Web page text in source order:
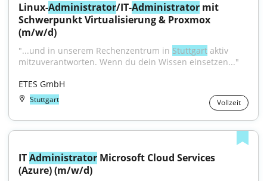
Linux-Administrator/IT-Administrator mit
Schwerpunkt Virtualisierung & Proxmox
(m/w/d)
"...und in unserem Rechenzentrum in Stuttgart aktiv
mitzuverantworten. Wenn du dein Wissen einsetzen..."
ETES GmbH
Stuttgart Vollzeit
IT Administrator Microsoft Cloud Services
(Azure) (m/w/d)